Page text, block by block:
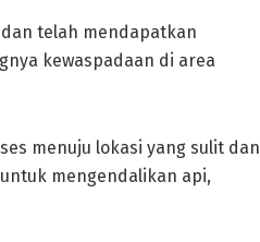
telah mendapatkan
kewaspadaan di area
menuju lokasi yang sulit dan
mengendalikan api,